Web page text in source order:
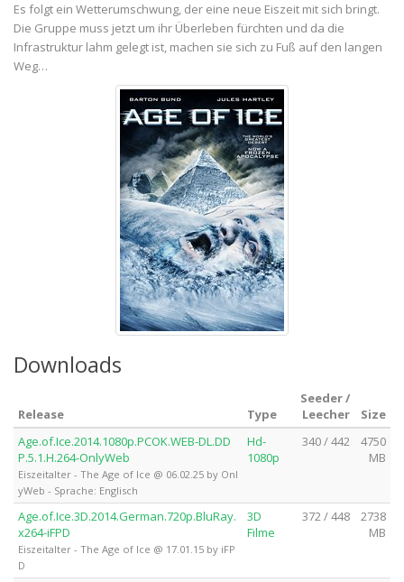
Es folgt ein Wetterumschwung, der eine neue Eiszeit mit sich bringt.
Die Gruppe muss jetzt um ihr Überleben fürchten und da die
Infrastruktur lahm gelegt ist, machen sie sich zu Fuß auf den langen
Weg…
Downloads
Release Type
Seeder /
Leecher
Size
Age.of.Ice.2014.1080p.PCOK.WEB-DL.DD
P.5.1.H.264-OnlyWeb
Eiszeitalter - The Age of Ice @ 06.02.25 by Onl
yWeb - Sprache: Englisch
Hd-
1080p
340 / 442
4750
MB
Age.of.Ice.3D.2014.German.720p.BluRay.
x264-iFPD
Eiszeitalter - The Age of Ice @ 17.01.15 by iFP
D
3D
Filme
372 / 448
2738
MB